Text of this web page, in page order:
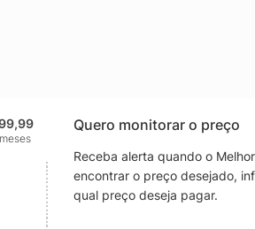
Quero monitorar o preço
Receba alerta quando o
encontrar o preço desejado,
qual preço deseja pagar.